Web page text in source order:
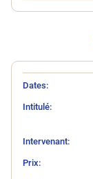
DatesIntitulé